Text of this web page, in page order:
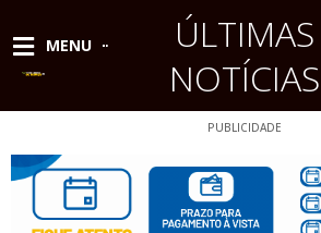
conteúdo
MENU
ÚLTIMAS
NOTÍCIAS
PUBLICIDADE